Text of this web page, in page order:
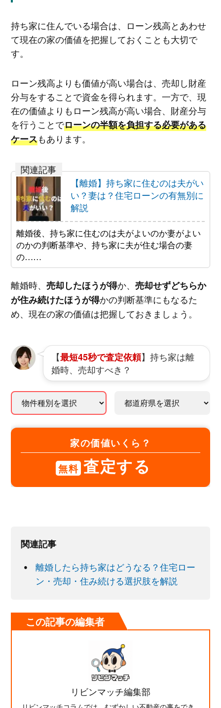
持ち家に住んでいる場合は、ローン残高とあわせ
て現在の家の価値を把握しておくことも大切で
す。
ローン残高よりも価値が高い場合は、売却し財産
分与をすることで資金を得られます。一方で、現
在の価値よりもローン残高が高い場合、財産分与
を行うことでローンの半額を負担する必要がある
ケースもあります。
【離婚】持ち家に住むのは夫がい
い？妻は？住宅ローンの有無別に
解説
離婚後、持ち家に住むのは夫がよいのか妻がよい
のかの判断基準や、持ち家に夫が住む場合の妻
の……
離婚時、 売却したほうが得か、 売却せずどちらか
が住み続けたほうが得かの判断基準にもなるた
め、現在の家の価値は把握しておきましょう。
【最短45秒で査定依頼】持ち家は離
婚時、売却すべき？
家の価値いくら？
無料 査定する
関連記事
離婚したら持ち家はどうなる？住宅ロー
ン・売却・住み続ける選択肢を解説
この記事の編集者
リビンマッチ編集部